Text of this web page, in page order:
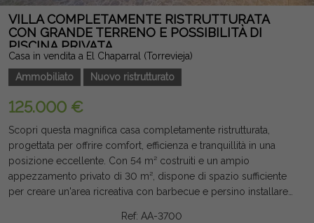
VILLA COMPLETAMENTE RISTRUTTURATA
CON GRANDE TERRENO E POSSIBILITÀ DI
PISCINA PRIVATA
Casa in vendita a El Chaparral (Torrevieja)
Ammobiliato
Nuovo ristrutturato
125.000 €
Scopri questa magnifica casa completamente ristrutturata,
progettata per offrire comfort, efficienza e tranquillità in una
posizione eccellente. Con 54 m² costruiti e un ampio
appezzamento privato di 30 m², dispone di spazio sufficiente
per creare un'area ricreativa con barbecue e persino installare
Ref: AA-3700